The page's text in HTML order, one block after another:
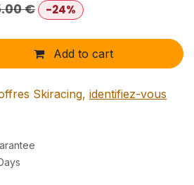
€ -24%
Add to cart
Skiracing, identifiez-vous